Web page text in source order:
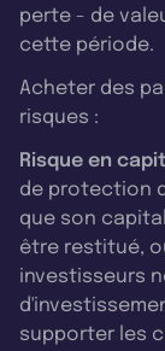
perte - de
cette période.
Acheter des
risques :
Risque en
de protection
que son
être restitué,
investisseurs
supporter les